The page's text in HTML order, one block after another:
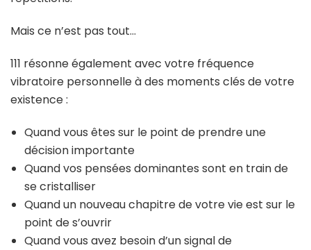
Mais ce n’est pas tout…
111 résonne également avec votre fréquence
vibratoire personnelle à des moments clés de votre
existence :
Quand vous êtes sur le point de prendre une
décision importante
Quand vos pensées dominantes sont en train de
se cristalliser
Quand un nouveau chapitre de votre vie est sur le
point de s’ouvrir
Quand vous avez besoin d’un signal de